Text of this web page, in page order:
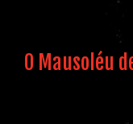
O Mausoléu